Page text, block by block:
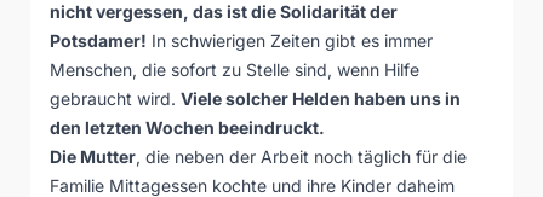
nicht vergessen, das ist die Solidarität der
Potsdamer! In schwierigen Zeiten gibt es immer
Menschen, die sofort zu Stelle sind, wenn Hilfe
gebraucht wird. Viele solcher Helden haben uns in
den letzten Wochen beeindruckt.
Die Mutter, die neben der Arbeit noch täglich für die
Familie Mittagessen kochte und ihre Kinder daheim